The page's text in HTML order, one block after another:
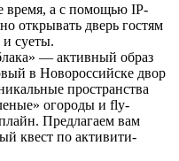
время, а с помощью IP-
открывать дверь гостям
суеты.
— активный образ
в Новороссийске двор
пространства
огороды и fly-
Предлагаем вам
квест по активити-